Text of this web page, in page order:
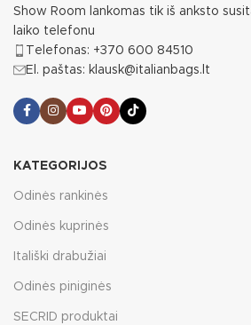
Show Room lankomas tik iš anksto
laiko telefonu
Telefonas: +370 600 84510
El. paštas: klausk@italianbags.lt
KATEGORIJOS
Odinės rankinės
Odinės kuprinės
Itališki drabužiai
Odinės piniginės
SECRID produktai